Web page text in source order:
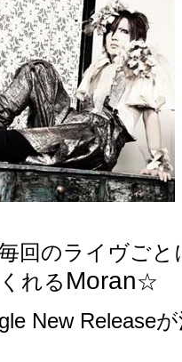
回のライヴごと
れる Moran☆
New Release